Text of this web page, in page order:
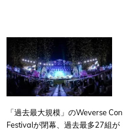
「過去最大規模」のWeverse Con
Festivalが閉幕、過去最多27組が